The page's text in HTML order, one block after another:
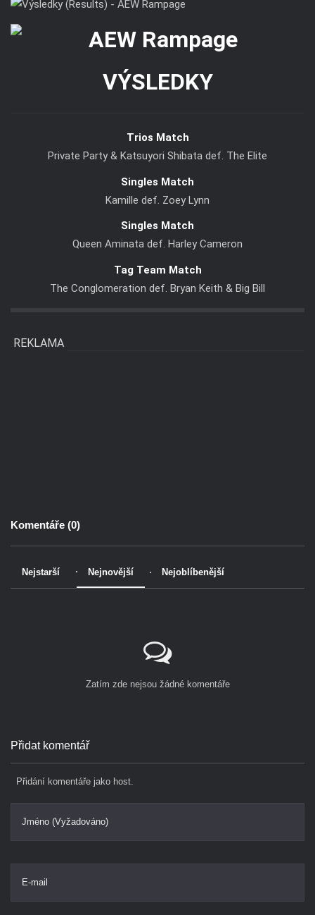
VÝSLEDKY
Trios Match
Private Party & Katsuyori Shibata def. The Elite
Singles Match
Kamille def. Zoey Lynn
Singles Match
Queen Aminata def. Harley Cameron
Tag Team Match
The Conglomeration def. Bryan Keith & Big Bill
REKLAMA
Komentáře (0)
Nejstarší Nejnovější Nejoblíbenější
Zatím zde nejsou žádné komentáře
Přidat komentář
Přidání komentáře jako host.
Jméno (Vyžadováno)
E-mail